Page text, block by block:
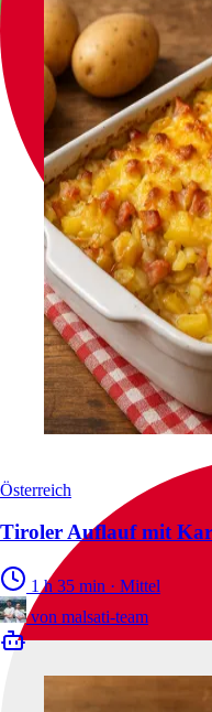
Österreich
Tiroler Auflauf mit
1 h 35 min · Mittel
von malsati-team